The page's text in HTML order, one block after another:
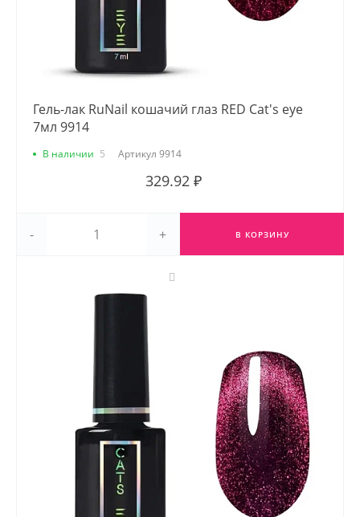
Гель-лак RuNail кошачий глаз RED Cat's eye
7мл 9914
В наличии 5 Артикул 9914
329.92 ₽
- + В КОРЗИНУ